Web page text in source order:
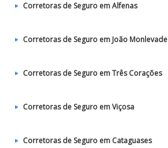
Corretoras de Seguro em Alfenas
Corretoras de Seguro em João Monlevade
Corretoras de Seguro em Três Corações
Corretoras de Seguro em Viçosa
Corretoras de Seguro em Cataguases